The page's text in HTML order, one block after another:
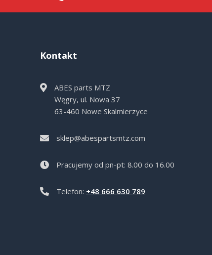
Kontakt
ABES parts MTZ
Węgry, ul. Nowa 37
63-460 Nowe Skalmierzyce
sklep@abespartsmtz.com
Pracujemy od pn-pt: 8.00 do 16.00
Telefon: +48 666 630 789